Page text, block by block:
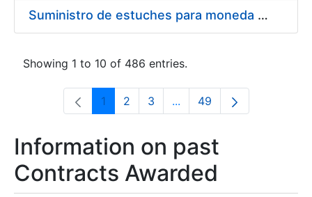
Suministro de estuches para moneda de 30 €
Showing 1 to 10 of 486 entries.
Page
1 Page
2 Page
3 ...Intermediate Pages Use
Page
49
Information on past
Contracts Awarded